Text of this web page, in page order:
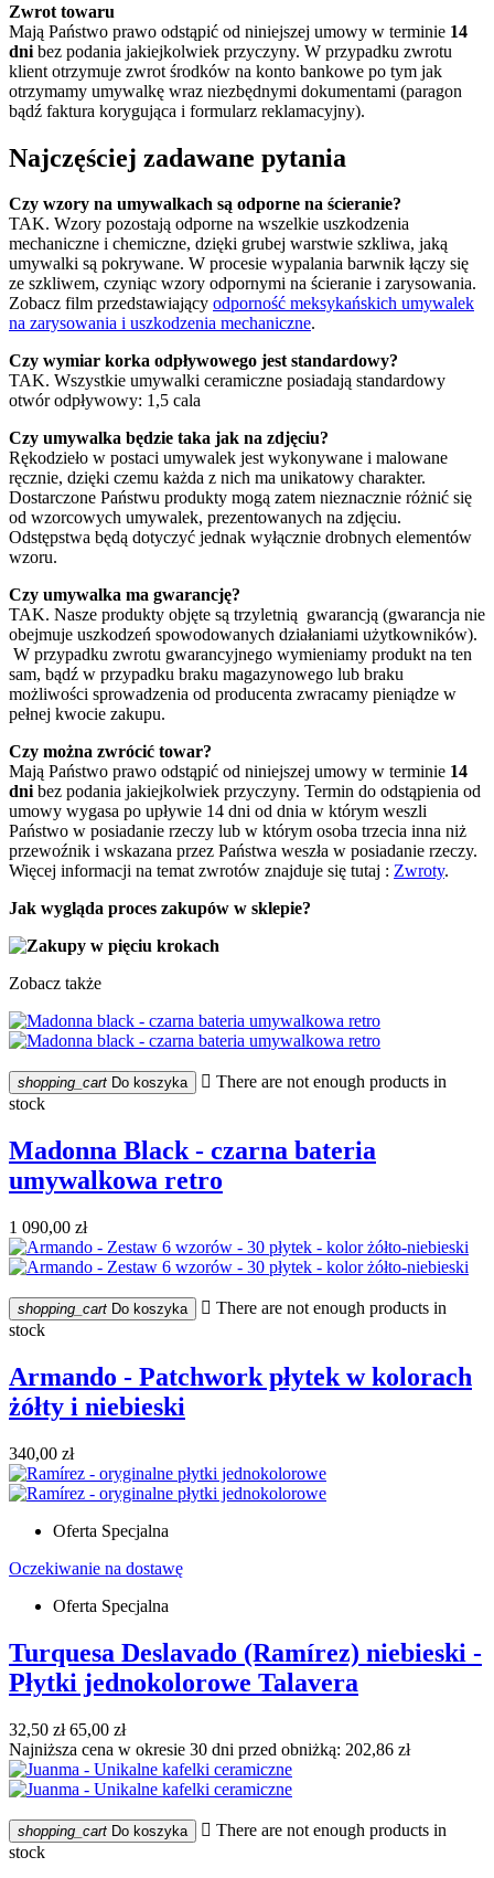
Zwrot towaru
Mają Państwo prawo odstąpić od niniejszej umowy w terminie 14
dni bez podania jakiejkolwiek przyczyny. W przypadku zwrotu
klient otrzymuje zwrot środków na konto bankowe po tym jak
otrzymamy umywalkę wraz niezbędnymi dokumentami (paragon
bądź faktura korygująca i formularz reklamacyjny).
Najczęściej zadawane pytania
Czy wzory na umywalkach są odporne na ścieranie?
TAK. Wzory pozostają odporne na wszelkie uszkodzenia
mechaniczne i chemiczne, dzięki grubej warstwie szkliwa, jaką
umywalki są pokrywane. W procesie wypalania barwnik łączy się
ze szkliwem, czyniąc wzory odpornymi na ścieranie i zarysowania.
Zobacz film przedstawiający odporność meksykańskich umywalek
na zarysowania i uszkodzenia mechaniczne.
Czy wymiar korka odpływowego jest standardowy?
TAK. Wszystkie umywalki ceramiczne posiadają standardowy
otwór odpływowy: 1,5 cala
Czy umywalka będzie taka jak na zdjęciu?
Rękodzieło w postaci umywalek jest wykonywane i malowane
ręcznie, dzięki czemu każda z nich ma unikatowy charakter.
Dostarczone Państwu produkty mogą zatem nieznacznie różnić się
od wzorcowych umywalek, prezentowanych na zdjęciu.
Odstępstwa będą dotyczyć jednak wyłącznie drobnych elementów
wzoru.
Czy umywalka ma gwarancję?
TAK. Nasze produkty objęte są trzyletnią gwarancją (gwarancja nie
obejmuje uszkodzeń spowodowanych działaniami użytkowników).
W przypadku zwrotu gwarancyjnego wymieniamy produkt na ten
sam, bądź w przypadku braku magazynowego lub braku
możliwości sprowadzenia od producenta zwracamy pieniądze w
pełnej kwocie zakupu.
Czy można zwrócić towar?
Mają Państwo prawo odstąpić od niniejszej umowy w terminie 14
dnibez podania jakiejkolwiek przyczyny. Termin do odstąpienia od
umowy wygasa po upływie 14 dni od dnia w którym weszli
Państwo w posiadanie rzeczy lub w którym osoba trzecia inna niż
przewoźnik i wskazana przez Państwa weszła w posiadanie rzeczy.
Więcej informacji na temat zwrotów znajduje się tutaj : Zwroty.
Jak wygląda proces zakupów w sklepie?
Zobacz także
shopping_cart Do koszyka  There are not enough products in
stock
Madonna Black - czarna bateria
umywalkowa retro
1 090,00 zł
shopping_cart Do koszyka  There are not enough products in
stock
Armando - Patchwork płytek w kolorach
żółty i niebieski
340,00 zł
Oferta Specjalna
Oczekiwanie na dostawę
Oferta Specjalna
Turquesa Deslavado (Ramírez) niebieski -
Płytki jednokolorowe Talavera
32,50 zł65,00 zł
Najniższa cena w okresie 30 dni przed obniżką: 202,86 zł
shopping_cart Do koszyka  There are not enough products in
stock